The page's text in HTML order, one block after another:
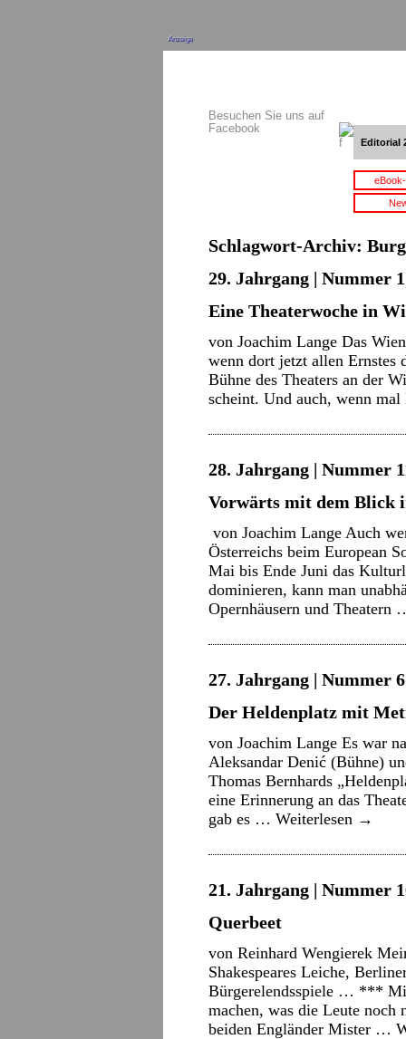
Anzeige
Besuchen Sie uns auf
Facebook
Editorial
Schlagwort-Archiv:
29. Jahrgang | Nummer
Eine Theaterwoche in
von Joachim Lange Das
wenn dort jetzt allen Ernstes
Bühne des Theaters an der
scheint. Und auch, wenn
28. Jahrgang | Nummer
Vorwärts mit dem Blick
von Joachim Lange Auch
Österreichs beim European
Mai bis Ende Juni das
dominieren, kann man
Opernhäusern und
27. Jahrgang | Nummer
Der Heldenplatz mit
von Joachim Lange Es war
Aleksandar Denić (Bühne)
Thomas Bernhards
eine Erinnerung an das
gab es … Weiterlesen →
21. Jahrgang | Nummer
Querbeet
von Reinhard Wengierek
Shakespeares Leiche,
Bürgerelendsspiele … ***
machen, was die Leute noch
beiden Engländer Mister …